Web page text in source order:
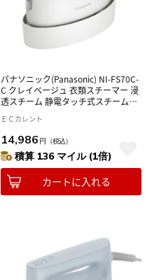
パナソニック(Panasonic) NI-FS70C-
C クレイベージュ 衣類スチーマー 浸
透スチーム 静電タッチ式スチーム操
ＥＣカレント
14,986 円 （税込）
積算 136 マイル (1倍)
カートに入れる